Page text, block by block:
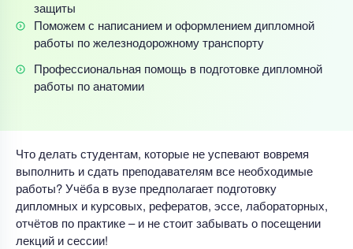
защиты
Поможем с написанием и оформлением дипломной
работы по железнодорожному транспорту
Профессиональная помощь в подготовке дипломной
работы по анатомии
Что делать студентам, которые не успевают вовремя
выполнить и сдать преподавателям все необходимые
работы? Учёба в вузе предполагает подготовку
дипломных и курсовых, рефератов, эссе, лабораторных,
отчётов по практике – и не стоит забывать о посещении
лекций и сессии!